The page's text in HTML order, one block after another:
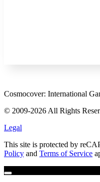
Cosmocover: International
© 2009-2026 All Rights
Legal
This site is protected by
Policy and Terms of Service